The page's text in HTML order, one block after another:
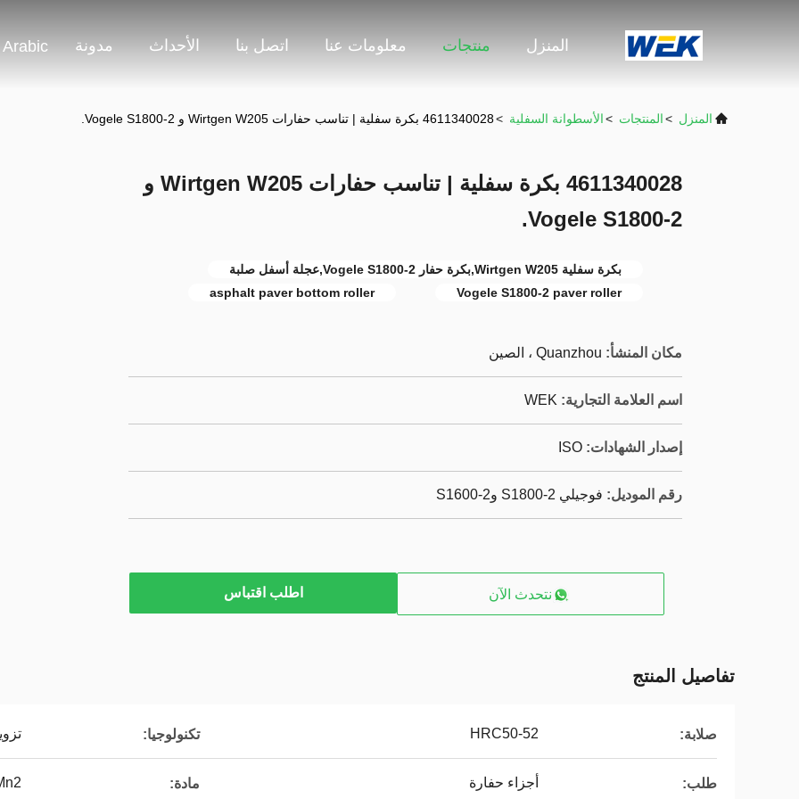
المنزل منتجات معلومات عنا اتصل بنا الأحداث مدونة Arabic
المنزل >المنتجات >الأسطوانة السفلية >4611340028 بكرة سفلية | تناسب حفارات Wirtgen W205 و Vogele S1800-2.
4611340028 بكرة سفلية | تناسب حفارات Wirtgen W205 و
Vogele S1800-2.
بكرة سفلية Wirtgen W205,بكرة حفار Vogele S1800-2,عجلة أسفل صلبة
Vogele S1800-2 paver roller
asphalt paver bottom roller
مكان المنشأ: Quanzhou ، الصين
اسم العلامة التجارية: WEK
إصدار الشهادات: ISO
رقم الموديل: فوجيلي S1800-2 وS1600-2
نتحدث الآن اطلب اقتباس
تفاصيل المنتج
صلابة: HRC50-52 تكنولوجيا:
طلب: أجزاء حفارة مادة: